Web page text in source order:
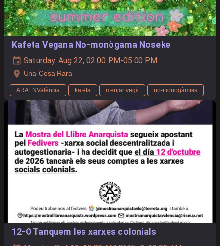
Kafeta Vegana No-monògama Noseke
Saturday, Aug 22, 02:00 PM-05:00 PM
Una Cosa Rara
ARAENValència kafeta menjar vegà no-monogàmies
12-O Tanquem les xarxes colonials